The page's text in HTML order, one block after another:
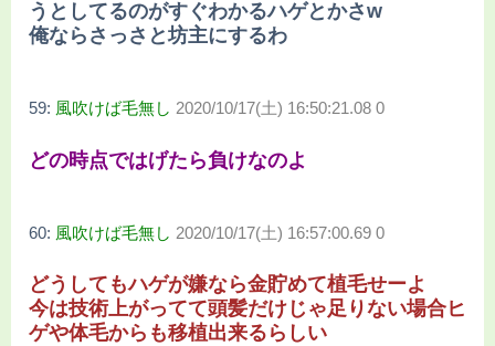
うとしてるのがすぐわかるハゲとかさw
俺ならさっさと坊主にするわ
59: 風吹けば毛無し 2020/10/17(土) 16:50:21.08 0
どの時点ではげたら負けなのよ
60: 風吹けば毛無し 2020/10/17(土) 16:57:00.69 0
どうしてもハゲが嫌なら金貯めて植毛せーよ
今は技術上がってて頭髪だけじゃ足りない場合ヒ
ゲや体毛からも移植出来るらしい